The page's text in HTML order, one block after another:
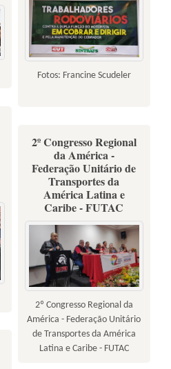
Fotos: Francine Scudeler
2º Congresso Regional
da América -
Federação Unitário de
Transportes da
América Latina e
Caribe - FUTAC
2º Congresso Regional da
América - Federação Unitário
de Transportes da América
Latina e Caribe - FUTAC